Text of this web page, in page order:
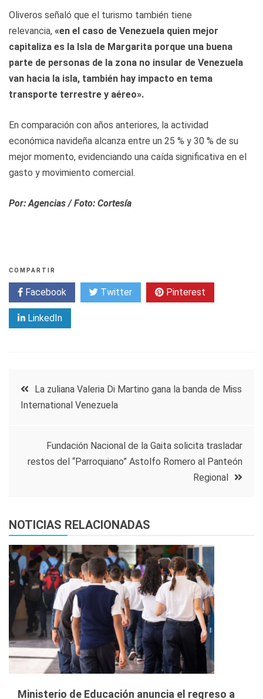
Oliveros señaló que el turismo también tiene
relevancia, «en el caso de Venezuela quien mejor
capitaliza es la Isla de Margarita porque una buena
parte de personas de la zona no insular de Venezuela
van hacia la isla, también hay impacto en tema
transporte terrestre y aéreo».
En comparación con años anteriores, la actividad
económica navideña alcanza entre un 25 % y 30 % de su
mejor momento, evidenciando una caída significativa en el
gasto y movimiento comercial.
Por: Agencias / Foto: Cortesía
COMPARTIR
Facebook Twitter Pinterest
LinkedIn
Navegación
entradas
La zuliana Valeria Di Martino gana la banda de Miss
International Venezuela
Fundación Nacional de la Gaita solicita trasladar
restos del “Parroquiano” Astolfo Romero al Panteón
Regional
NOTICIAS RELACIONADAS
Ministerio de Educación anuncia el regreso a